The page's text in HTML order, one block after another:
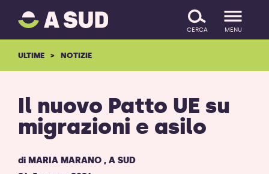
SALTA IL CONTENUTO
A
SUD
logo
ritorna
alla
CERCA MENU
ULTIME NOTIZIE
Il nuovo Patto UE su
migrazioni e asilo
di MARIA MARANO , A SUD